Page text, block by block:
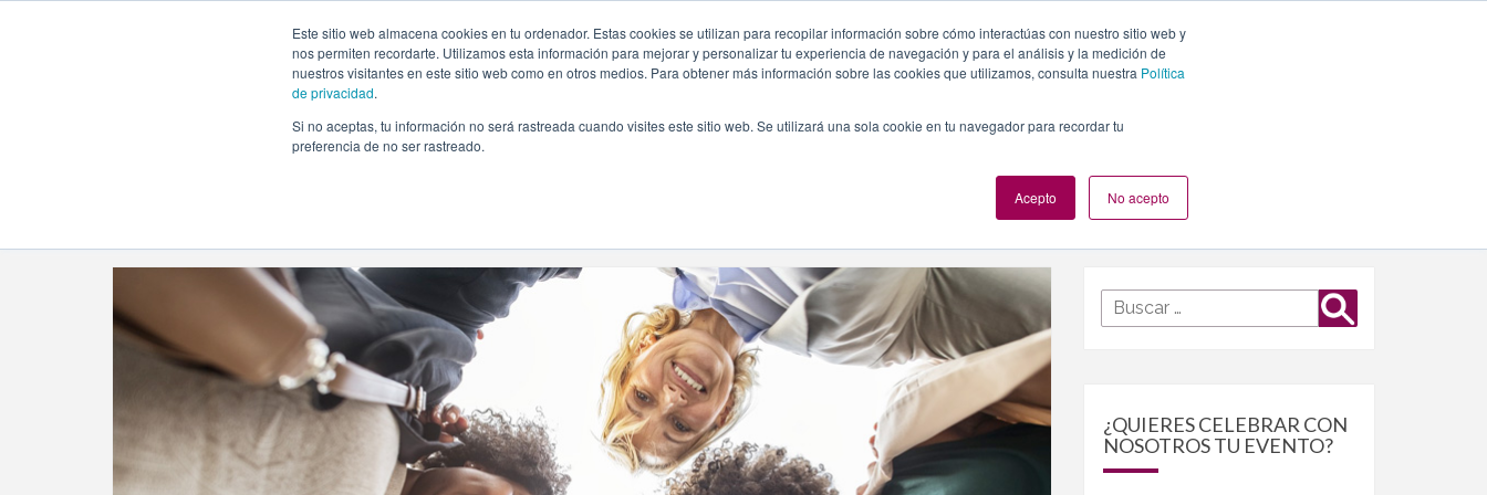
Este sitio web almacena cookies en tu ordenador. Estas cookies se utilizan para recopilar información sobre cómo interactúas con nuestro sitio web y
nos permiten recordarte. Utilizamos esta información para mejorar y personalizar tu experiencia de navegación y para el análisis y la medición de
nuestros visitantes en este sitio web como en otros medios. Para obtener más información sobre las cookies que utilizamos, consulta nuestra Política
de privacidad.
Si no aceptas, tu información no será rastreada cuando visites este sitio web. Se utilizará una sola cookie en tu navegador para recordar tu
preferencia de no ser rastreado.
Acepto No acepto
INICIO QUIÉNES SOMOS TE OFRECEMOS PLANES NUESTROS EVENTOS
actividades originales
Buscar
por:
Buscar
¿QUIERES CELEBRAR CON
NOSOTROS TU EVENTO?